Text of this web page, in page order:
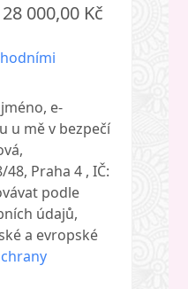
28 000,00 Kč
e-
u mě v bezpečí
Praha 4 , IČ:
podle
údajů,
a evropské